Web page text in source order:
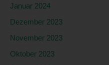
Januar 2024
Dezember 2023
November 2023
Oktober 2023
bestimmte persönliche
natürliche Person
Lage, Gesundheit,
Zuverlässigkeit,